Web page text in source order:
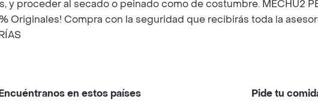
y proceder al secado o peinado como de costumbre. MECHU2
Originales! Compra con la seguridad que recibirás toda la
en estos países Pide tu